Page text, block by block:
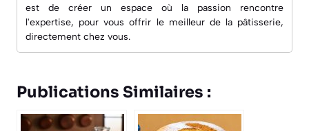
est de créer un espace où la passion rencontre
l'expertise, pour vous offrir le meilleur de la pâtisserie,
directement chez vous.
Publications Similaires :